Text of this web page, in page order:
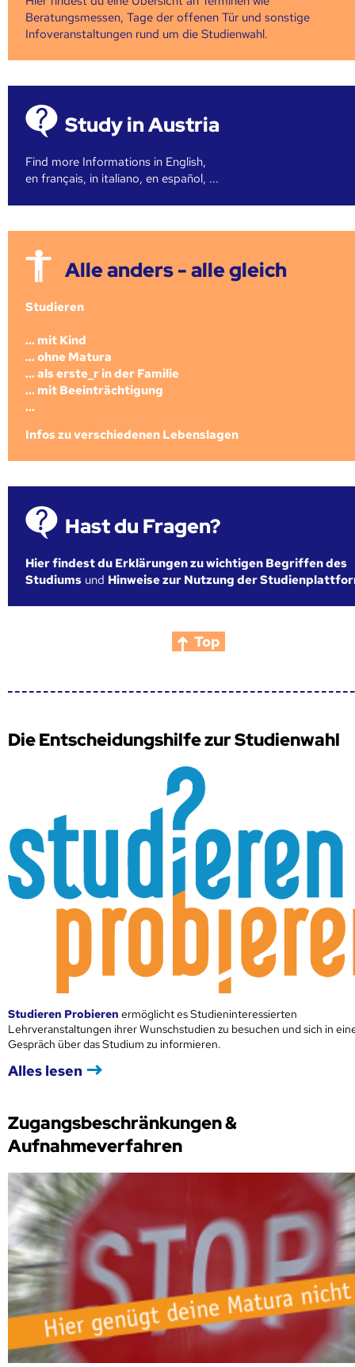
Beratungsmessen, Tage der offenen Tür und sonstige
Infoveranstaltungen rund um die Studienwahl.
Study in Austria
Find more Informations in English,
en français, in italiano, en español, ...
Alle anders - alle gleich
Studieren
... mit Kind
... ohne Matura
... als erste_r in der Familie
... mit Beeinträchtigung
...
Infos zu verschiedenen Lebenslagen
Hast du Fragen?
Hier findest du Erklärungen zu wichtigen Begriffen des
Studiums und Hinweise zur Nutzung der
Top
Die Entscheidungshilfe zur Studienwahl
Studieren Probieren ermöglicht es Studieninteressierten
Lehrveranstaltungen ihrer Wunschstudien zu besuchen und sich in
Gespräch über das Studium zu informieren.
Alles lesen
Zugangsbeschränkungen &
Aufnahmeverfahren